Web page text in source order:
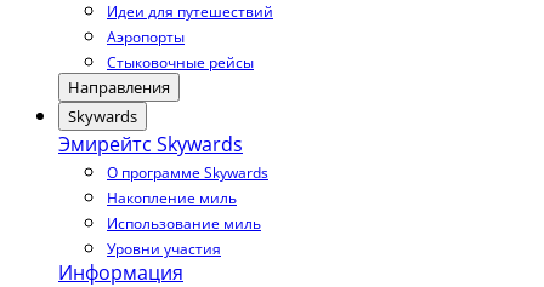
Идеи для путешествий
Аэропорты
Стыковочные рейсы
Направления
Skywards
Эмирейтс Skywards
О программе Skywards
Накопление миль
Использование миль
Уровни участия
Информация